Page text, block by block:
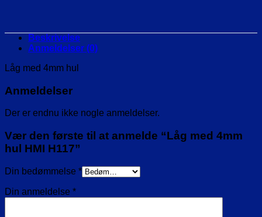
Beskrivelse
Anmeldelser (0)
Låg med 4mm hul
Anmeldelser
Der er endnu ikke nogle anmeldelser.
Vær den første til at anmelde “Låg med 4mm
hul HMI H117”
Din bedømmelse *
Din anmeldelse *